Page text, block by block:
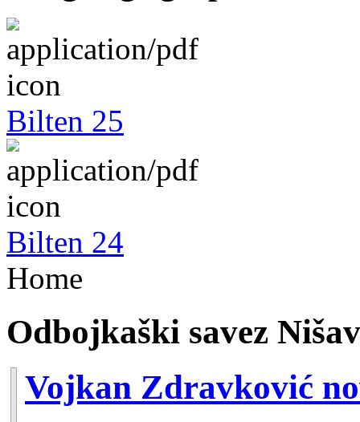
Bilten 25
Bilten 24
Home
Odbojkaški savez
Vojkan Zdravković